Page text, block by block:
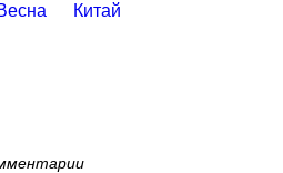
Китай